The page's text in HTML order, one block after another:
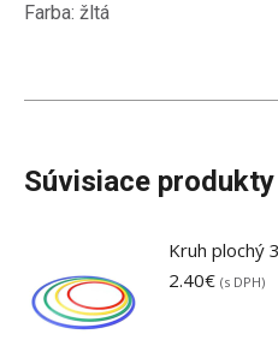
Farba: žltá
Súvisiace produkty
Kruh plochý
2.40€ (s DPH)